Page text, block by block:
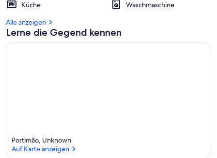
Küche
Waschmaschine
Alle anzeigen
Lerne die Gegend kennen
Portimão, Unknown
Auf Karte anzeigen